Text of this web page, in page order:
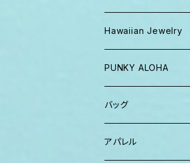
Tシャツ、ロンT
半袖シャツ
ショーツ、短パン
パーカー、スウェット
バッグ
iPhoneケース
その他
タオル
おくるみ
おくるみ&スタイ ギフ
マスク
ガウン&帽子セット
Hawaiian Jewelry
PUNKY ALOHA
トートバッグ・ポーチ
ハンカチタオル
バッグ
ポーチ
アパレル